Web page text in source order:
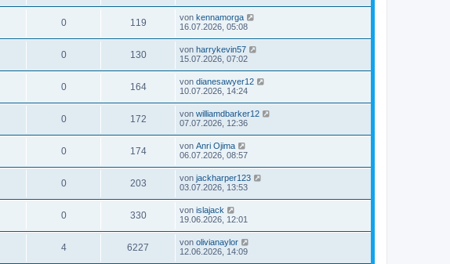
0 119 von kennamorga
16.07.2026, 05:08
0 130 von harrykevin57
15.07.2026, 07:02
0 164 von dianesawyer12
10.07.2026, 14:24
0 172 von williamdbarker12
07.07.2026, 12:36
0 174 von Anri Ojima
06.07.2026, 08:57
0 203 von jackharper123
03.07.2026, 13:53
0 330 von islajack
19.06.2026, 12:01
4 6227 von olivianaylor
12.06.2026, 14:09